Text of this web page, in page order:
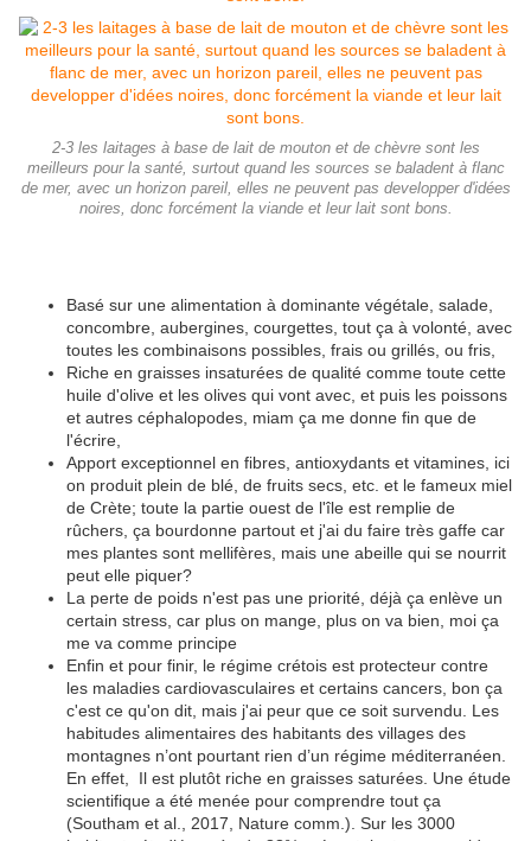
2-3 les laitages à base de lait de mouton et de chèvre sont les
meilleurs pour la santé, surtout quand les sources se baladent à flanc
de mer, avec un horizon pareil, elles ne peuvent pas developper d'idées
noires, donc forcément la viande et leur lait sont bons.
Basé sur une alimentation à dominante végétale, salade,
concombre, aubergines, courgettes, tout ça à volonté, avec
toutes les combinaisons possibles, frais ou grillés, ou fris,
Riche en graisses insaturées de qualité comme toute cette
huile d'olive et les olives qui vont avec, et puis les poissons
et autres céphalopodes, miam ça me donne fin que de
l'écrire,
Apport exceptionnel en fibres, antioxydants et vitamines, ici
on produit plein de blé, de fruits secs, etc. et le fameux miel
de Crète; toute la partie ouest de l'île est remplie de
rûchers, ça bourdonne partout et j'ai du faire très gaffe car
mes plantes sont mellifères, mais une abeille qui se nourrit
peut elle piquer?
La perte de poids n'est pas une priorité, déjà ça enlève un
certain stress, car plus on mange, plus on va bien, moi ça
me va comme principe
Enfin et pour finir, le régime crétois est protecteur contre
les maladies cardiovasculaires et certains cancers, bon ça
c'est ce qu'on dit, mais j'ai peur que ce soit survendu. Les
habitudes alimentaires des habitants des villages des
montagnes n’ont pourtant rien d’un régime méditerranéen.
En effet, Il est plutôt riche en graisses saturées. Une étude
scientifique a été menée pour comprendre tout ça
(Southam et al., 2017, Nature comm.). Sur les 3000